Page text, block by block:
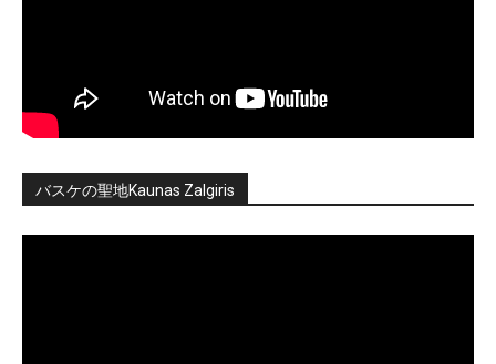
バスケの聖地Kaunas Zalgiris